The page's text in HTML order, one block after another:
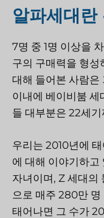
알파세대란
7명 중 1명 이상을
구의 구매력을 형성
대해 들어본 사람은
이내에 베이비붐 세
들 대부분은 22세
우리는 2010년에
에 대해 이야기하고
자녀이며, Z 세대의
으로 매주 280만
태어나면 그 수가